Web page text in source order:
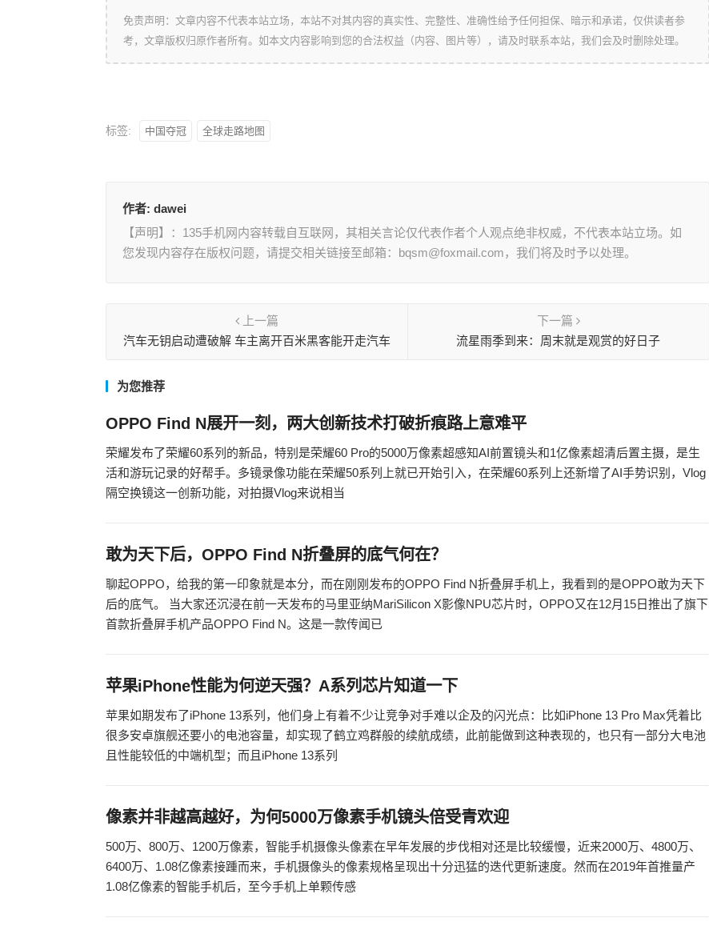
免责声明：文章内容不代表本站立场，本站不对其内容的真实性、完整性、准确性给予任何担保、暗示和承诺，仅供读者参
考，文章版权归原作者所有。如本文内容影响到您的合法权益（内容、图片等），请及时联系本站，我们会及时删除处理。
标签: 中国夺冠 全球走路地图
作者: dawei
【声明】：135手机网内容转载自互联网，其相关言论仅代表作者个人观点绝非权威，不代表本站立场。如
您发现内容存在版权问题，请提交相关链接至邮箱：bqsm@foxmail.com，我们将及时予以处理。
上一篇
汽车无钥启动遭破解 车主离开百米黑客能开走汽车
下一篇
流星雨季到来：周末就是观赏的好日子
为您推荐
OPPO Find N展开一刻，两大创新技术打破折痕路上意难平
荣耀发布了荣耀60系列的新品，特别是荣耀60 Pro的5000万像素超感知AI前置镜头和1亿像素超清后置主摄，是生
活和游玩记录的好帮手。多镜录像功能在荣耀50系列上就已开始引入，在荣耀60系列上还新增了AI手势识别，Vlog
隔空换镜这一创新功能，对拍摄Vlog来说相当
敢为天下后，OPPO Find N折叠屏的底气何在？
聊起OPPO，给我的第一印象就是本分，而在刚刚发布的OPPO Find N折叠屏手机上，我看到的是OPPO敢为天下
后的底气。 当大家还沉浸在前一天发布的马里亚纳MariSilicon X影像NPU芯片时，OPPO又在12月15日推出了旗下
首款折叠屏手机产品OPPO Find N。这是一款传闻已
苹果iPhone性能为何逆天强？A系列芯片知道一下
苹果如期发布了iPhone 13系列，他们身上有着不少让竞争对手难以企及的闪光点：比如iPhone 13 Pro Max凭着比
很多安卓旗舰还要小的电池容量，却实现了鹤立鸡群般的续航成绩，此前能做到这种表现的，也只有一部分大电池
且性能较低的中端机型；而且iPhone 13系列
像素并非越高越好，为何5000万像素手机镜头倍受青欢迎
500万、800万、1200万像素，智能手机摄像头像素在早年发展的步伐相对还是比较缓慢，近来2000万、4800万、
6400万、1.08亿像素接踵而来，手机摄像头的像素规格呈现出十分迅猛的迭代更新速度。然而在2019年首推量产
1.08亿像素的智能手机后，至今手机上单颗传感